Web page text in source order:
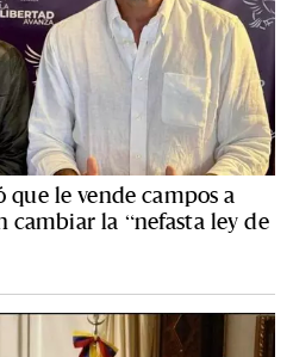
le vende campos a
cambiar la “nefasta ley de